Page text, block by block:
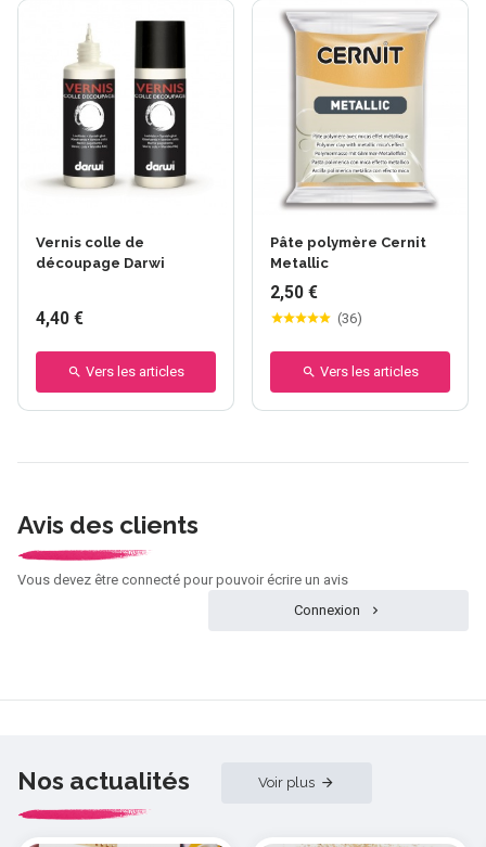
Vernis colle de
découpage Darwi
4,40 €
Vers les articles
Pâte polymère Cernit
Metallic
2,50 €
(36)
Vers les articles
Avis des clients
Vous devez être connecté pour pouvoir écrire un avis
Connexion
Nos actualités Voir plus